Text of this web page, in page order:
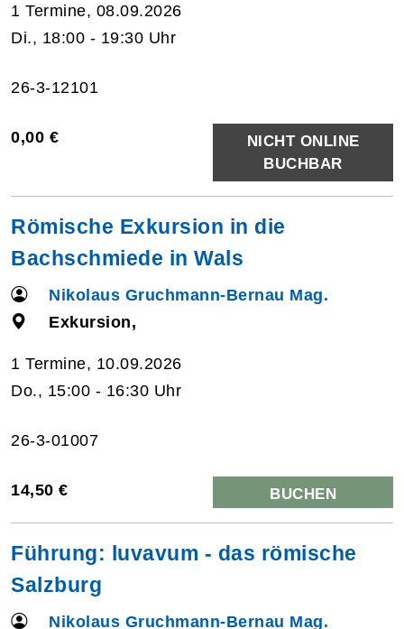
1 Termine, 08.09.2026
Di., 18:00 - 19:30 Uhr
26-3-12101
0,00 €
NICHT ONLINE
BUCHBAR
Römische Exkursion in die
Bachschmiede in Wals
Nikolaus Gruchmann-Bernau Mag.
Exkursion,
1 Termine, 10.09.2026
Do., 15:00 - 16:30 Uhr
26-3-01007
14,50 € BUCHEN
Führung: luvavum - das römische
Salzburg
Nikolaus Gruchmann-Bernau Mag.